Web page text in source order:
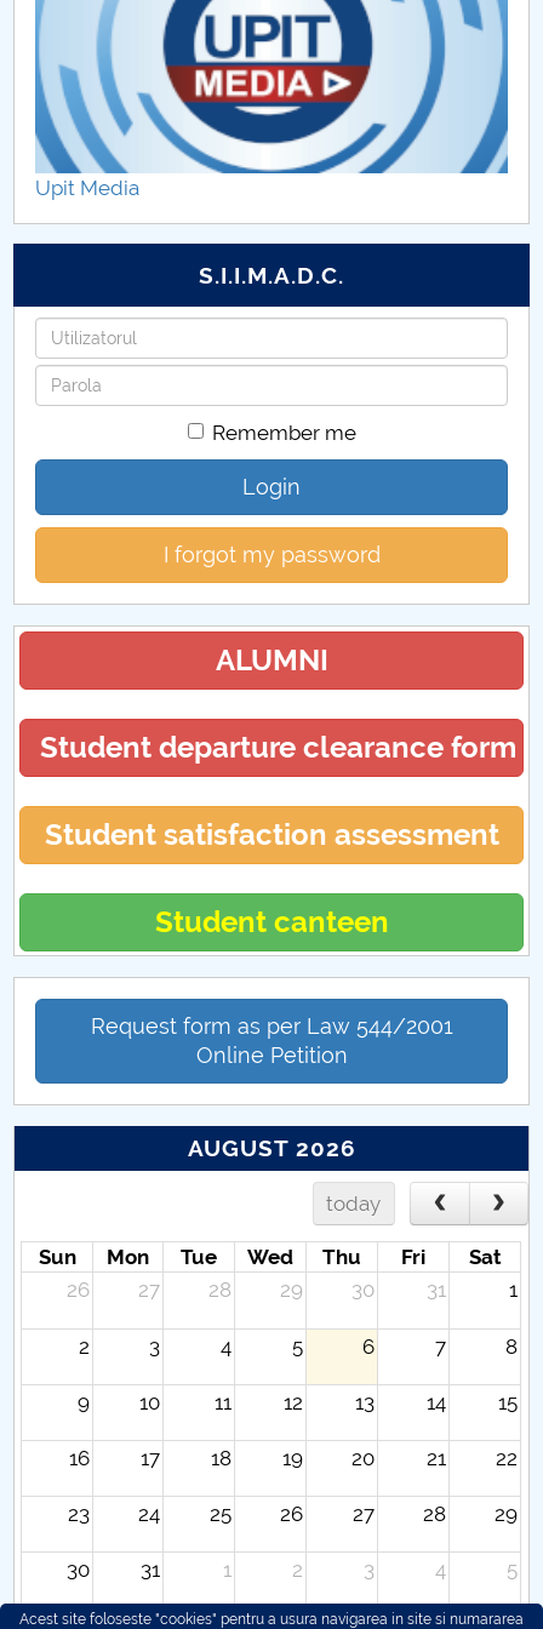
Fise discipline 2024.2025
Asigurarea calitatii
Cercetare-BM
Upit Media
S.I.I.M.A.D.C.
Username
Password
Remember me
Login
I forgot my password
ALUMNI
Student departure clearance form
Student satisfaction assessment
Student canteen
Request form as per Law 544/2001
Online Petition
AUGUST 2026
today
Sun Mon Tue Wed Thu Fri
Sat
26
27 28 29 30 31 1
2 3 4 5 6 7 8
9 10 11 12 13 14 15
16 17 18 19 20 21 22
23 24 25 26 27 28 29
30 31 1 2 3 4 5
Acest site foloseste "cookies" pentru a usura navigarea in site si numararea